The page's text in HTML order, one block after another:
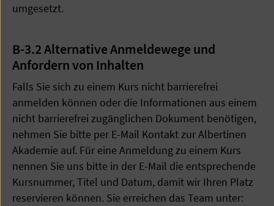
umgesetzt.
B-3.2 Alternative Anmeldewege und
Anfordern von Inhalten
Falls Sie sich zu einem Kurs nicht barrierefrei
anmelden können oder die Informationen aus einem
nicht barrierefrei zugänglichen Dokument benötigen,
nehmen Sie bitte per E-Mail Kontakt zur Albertinen
Akademie auf. Für eine Anmeldung zu einem Kurs
nennen Sie uns bitte in der E-Mail die entsprechende
Kursnummer, Titel und Datum, damit wir Ihren Platz
reservieren können. Sie erreichen das Team unter: